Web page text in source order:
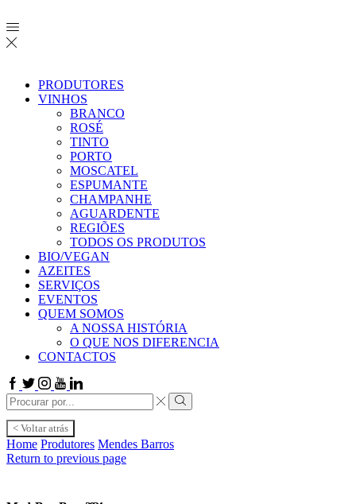
PRODUTORES
VINHOS
BRANCO
ROSÉ
TINTO
PORTO
MOSCATEL
ESPUMANTE
CHAMPANHE
AGUARDENTE
REGIÕES
TODOS OS PRODUTOS
BIO/VEGAN
AZEITES
SERVIÇOS
EVENTOS
QUEM SOMOS
A NOSSA HISTÓRIA
O QUE NOS DIFERENCIA
CONTACTOS
Facebook
TwitterInstagram
Youtube
Linkedin
Search
input
Search
< Voltar atrás
Home Produtores Mendes Barros
Return to previous page